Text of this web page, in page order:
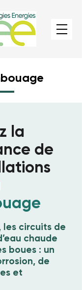
la
de
les circuits de
chaude
boues : un
de
et